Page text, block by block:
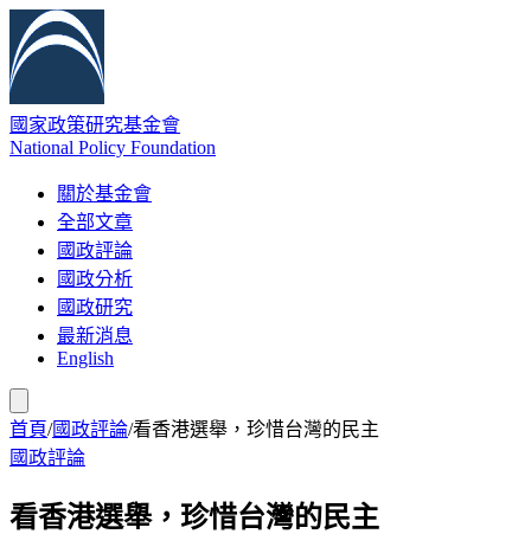
國家政策研究基金會
National Policy Foundation
關於基金會
全部文章
國政評論
國政分析
國政研究
最新消息
English
首頁/國政評論/看香港選舉，珍惜台灣的民主
國政評論
看香港選舉，珍惜台灣的民主